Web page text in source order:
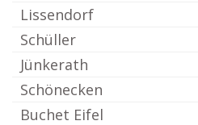
Lissendorf
Schüller
Jünkerath
Schönecken
Buchet Eifel